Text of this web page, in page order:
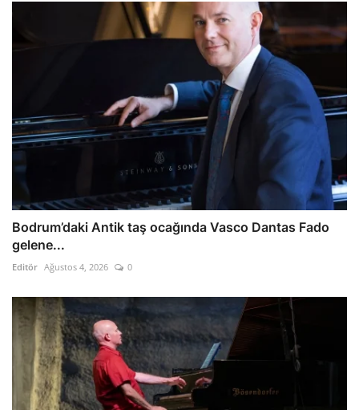
Bodrum’daki Antik taş ocağında Vasco Dantas Fado
gelene...
Editör Ağustos 4, 2026 0